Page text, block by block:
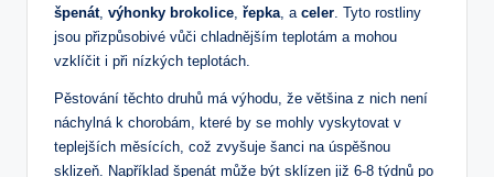
špenát, výhonky brokolice, řepka, a celer. Tyto rostliny
jsou přizpůsobivé vůči chladnějším teplotám a mohou
vzklíčit i při nízkých teplotách.
Pěstování těchto druhů má výhodu, že většina z nich není
náchylná k chorobám, které by se mohly vyskytovat v
teplejších měsících, což zvyšuje šanci na úspěšnou
sklizeň. Například špenát může být sklízen již 6-8 týdnů po